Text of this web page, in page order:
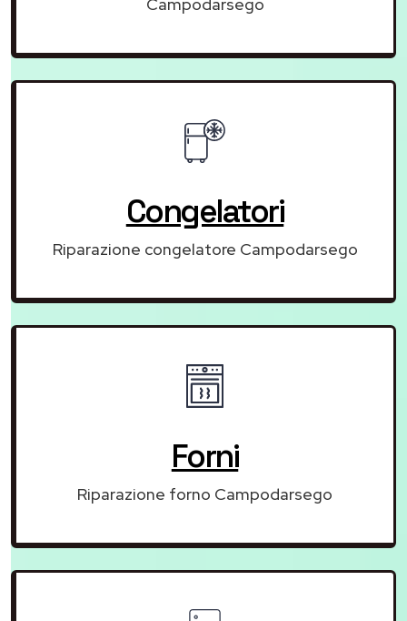
Congelatori
Riparazione congelatore Campodarsego
Forni
Riparazione forno Campodarsego